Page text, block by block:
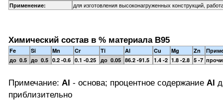
Применение: для изготовления высоконагруженных конструкций,
Химический состав в % материала В95
Fe Si Mn Cr Ti Al Cu Mg Zn
до 0.5 до 0.5 0.2 -0.6 0.1 -0.25 до 0.05 86.2 -91.5 1.4 -2 1.8 -2.8 5 -7
Примечание: Al - основа; процентное содержание Al
приблизительно